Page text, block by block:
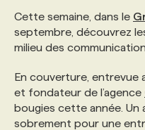
Cette semaine, dans le
septembre, découvrez
milieu des
En couverture, entrevue
et fondateur de l’agence
bougies cette année. Un
sobrement pour une